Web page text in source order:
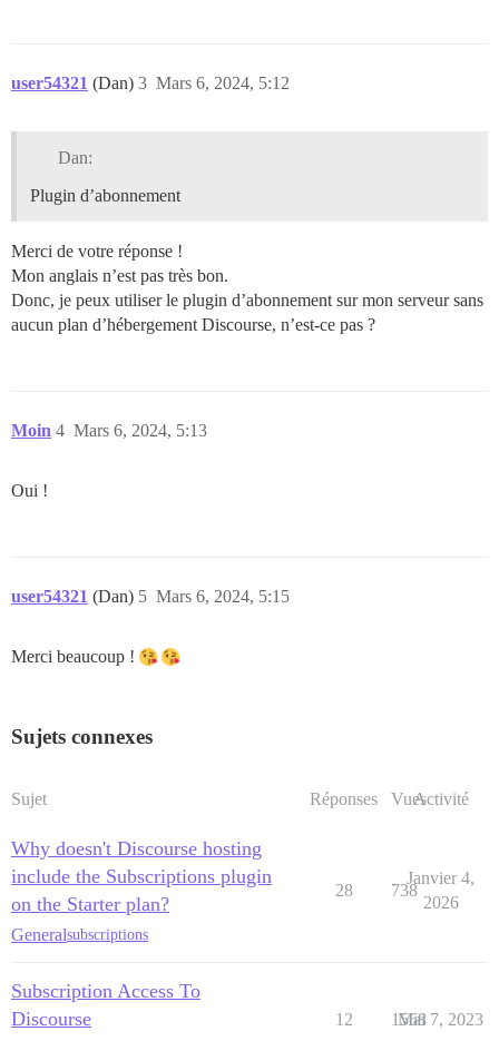
user54321 (Dan) Mars 6, 2024, 5:12
3
Dan:
Plugin d’abonnement
Merci de votre réponse !
Mon anglais n’est pas très bon.
Donc, je peux utiliser le plugin d’abonnement sur mon serveur sans
aucun plan d’hébergement Discourse, n’est-ce pas ?
Moin Mars 6, 2024, 5:13
4
Oui !
user54321 (Dan) Mars 6, 2024, 5:15
5
Merci beaucoup !
Sujets connexes
Sujet Réponses VuesActivité
Why doesn't Discourse hosting
include the Subscriptions plugin
on the Starter plan?
Generalsubscriptions
28 738
Janvier 4,
2026
Subscription Access To
Discourse
12 1568
Mai 7, 2023